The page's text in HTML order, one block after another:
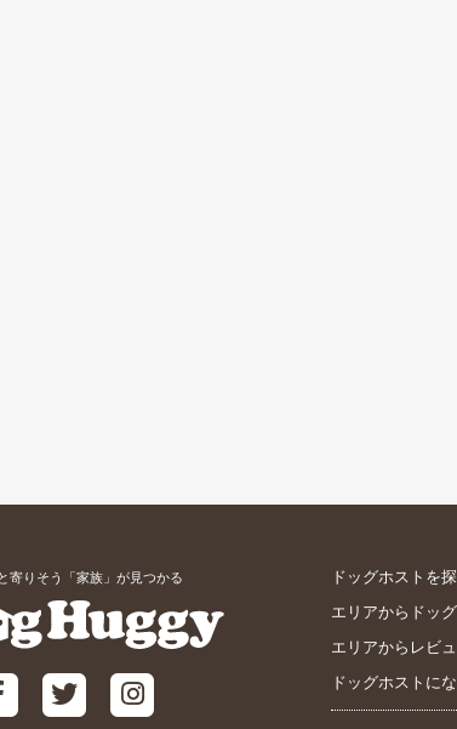
寄りそう「家族」が見つかる
ドッグホストを
エリアからドッ
エリアからレビ
ドッグホストに